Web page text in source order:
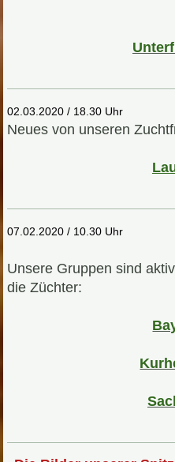
U
02.03.2020 / 18.30 Uhr
Neues von unseren
07.02.2020 / 10.30 Uhr
Unsere Gruppen sind
die Züchter:
S